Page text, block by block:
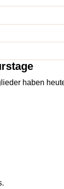
haben